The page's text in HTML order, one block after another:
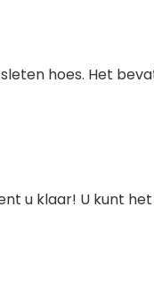
hoes. Het
u klaar! U kunt